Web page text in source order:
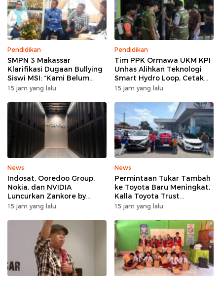
Pendidikan
SMPN 3 Makassar
Klarifikasi Dugaan Bullying
Siswi MSI: “Kami Belum
Menemukan Unsur
15 jam yang lalu
Pendidikan
Tim PPK Ormawa UKM KPI
Unhas Alihkan Teknologi
Smart Hydro Loop, Cetak
Teknisi Desa untuk Perkuat
15 jam yang lalu
News
Indosat, Ooredoo Group,
Nokia, dan NVIDIA
Luncurkan Zankore by
Indosat, Siap Layani
dengan Platform
Infrastruktur AI
Terintegerasi
15 jam yang lalu
News
Permintaan Tukar Tambah
ke Toyota Baru Meningkat,
Kalla Toyota Trust
Catatkan Rekor Baru di Juli
15 jam yang lalu